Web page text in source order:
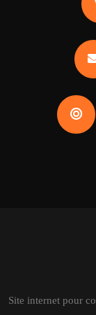
Site internet pour